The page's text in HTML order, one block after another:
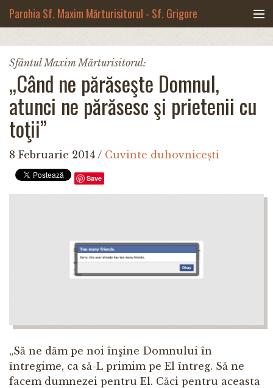
Parohia Sf. Maxim Mărturisitorul - Sf. Grigore
Noua biserică
Botezuri & Cununii
Teologie & Cuvinte duhovnicești
Fotografii
Preotul paroh
Sfântul Maxim Mărturisitorul:
„Când ne părăseşte Domnul,
atunci ne părăsesc şi prietenii cu
toţii”
8 Februarie 2014 / Cuvinte duhovnicești
Save
„Să ne dăm pe noi înşine Domnului în
întregime, ca să-L primim pe El întreg. Să ne
facem dumnezei pentru El. Căci pentru aceasta